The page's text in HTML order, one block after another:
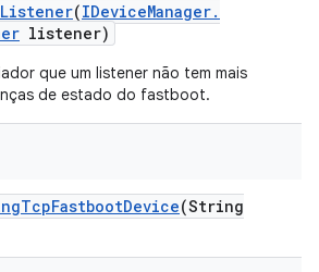
Listener(IDeviceManager.
listener)
que um listener não tem mais
de estado do fastboot.
TcpFastbootDevice(String